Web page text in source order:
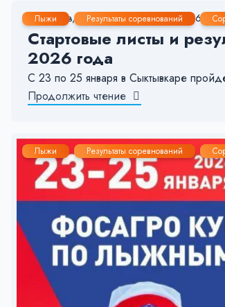
Лыжи Результаты соревнований
25 Янв, 2026 1-2 мин. 296
Стартовые листы и
2026 года
С 23 по 25 января в Сыктывкаре
Продолжить чтение
Лыжи Результаты соревнований